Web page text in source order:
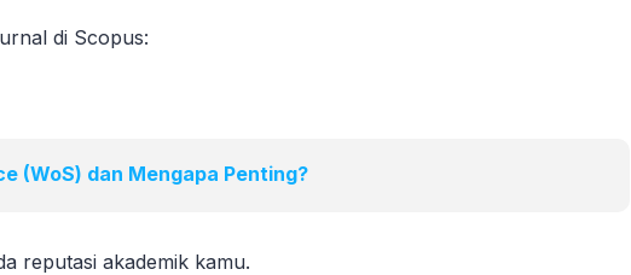
di Scopus:
(WoS) dan Mengapa Penting?
reputasi akademik kamu.